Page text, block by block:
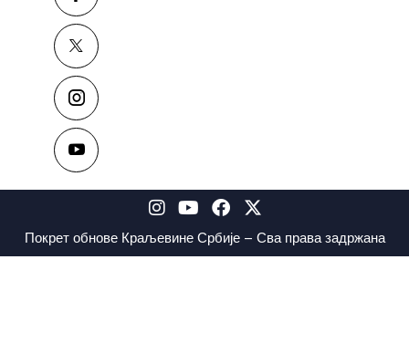
Покрет обнове Краљевине Србије – Сва права задржана